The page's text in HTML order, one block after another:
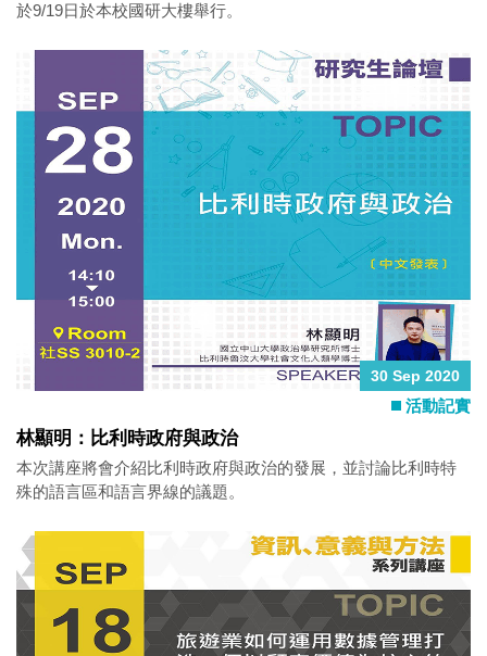
於9/19日於本校國研大樓舉行。
30 Sep 2020
活動記實
林顯明：比利時政府與政治
本次講座將會介紹比利時政府與政治的發展，並討論比利時特
殊的語言區和語言界線的議題。